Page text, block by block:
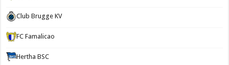
Club Brugge KV
FC Famalicao
Hertha BSC